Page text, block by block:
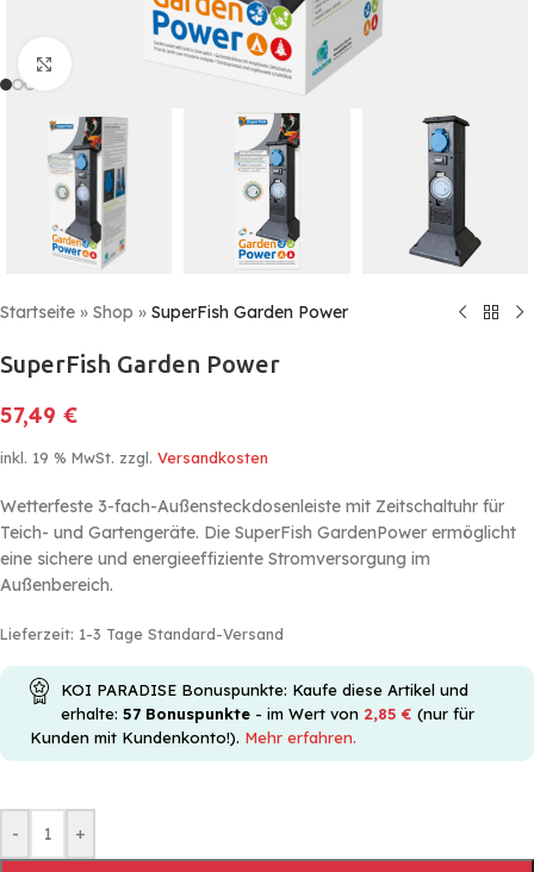
Click to enlarge
Startseite » Shop » SuperFish Garden Power
SuperFish Garden Power
57,49 €
inkl. 19 % MwSt. zzgl. Versandkosten
Wetterfeste 3-fach-Außensteckdosenleiste mit Zeitschaltuhr für
Teich- und Gartengeräte. Die SuperFish GardenPower ermöglicht
eine sichere und energieeffiziente Stromversorgung im
Außenbereich.
Lieferzeit: 1-3 Tage Standard-Versand
KOI PARADISE Bonuspunkte: Kaufe diese Artikel und
erhalte: 57 Bonuspunkte - im Wert von 2,85 € (nur für
Kunden mit Kundenkonto!). Mehr erfahren.
- +